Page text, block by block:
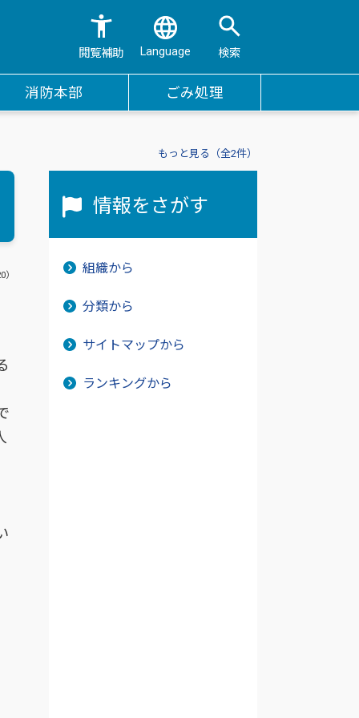
閲覧補助 Language 検索
消防本部 ごみ処理
もっと見る（全2件）
）
情報をさがす
組織から
分類から
サイトマップから
ランキングから